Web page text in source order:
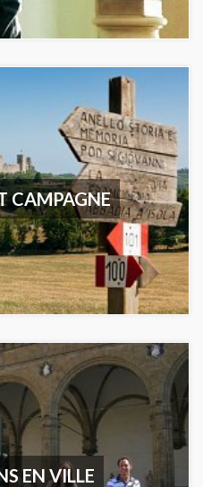
CAMPAGNE
EN VILLE